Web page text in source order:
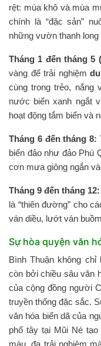
rệt: mùa khô và mùa
chính là “đặc sản”
những vườn thanh long
Tháng 1 đến tháng
vàng để trải nghiệm
cùng trong trẻo, nắng
nước biển xanh ngắt
hoạt động tắm biển và
Tháng 6 đến tháng 8:
biển đảo như đảo Phú
cơn mưa giông ngắn
Tháng 9 đến tháng 12:
là “thiên đường” cho
ván diều, lướt ván
Sự hòa quyện văn
Bình Thuận không chỉ
còn bởi chiều sâu văn
của cộng đồng người
truyền thống đặc sắc.
văn hóa biển dã của
phố tây tại Mũi Né